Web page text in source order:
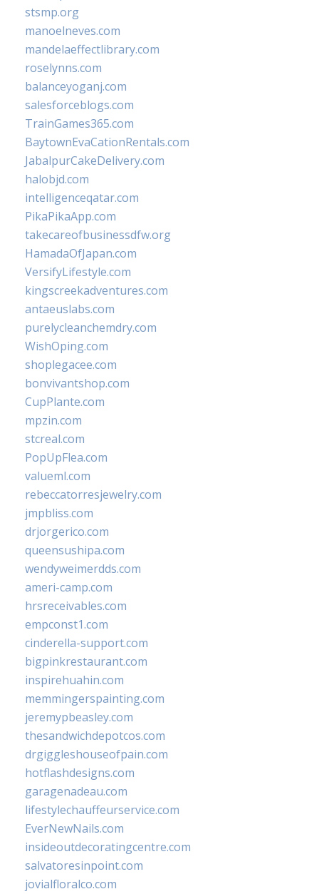
stsmp.org
manoelneves.com
mandelaeffectlibrary.com
roselynns.com
balanceyoganj.com
salesforceblogs.com
TrainGames365.com
BaytownEvaCationRentals.com
JabalpurCakeDelivery.com
halobjd.com
intelligenceqatar.com
PikaPikaApp.com
takecareofbusinessdfw.org
HamadaOfJapan.com
VersifyLifestyle.com
kingscreekadventures.com
antaeuslabs.com
purelycleanchemdry.com
WishOping.com
shoplegacee.com
bonvivantshop.com
CupPlante.com
mpzin.com
stcreal.com
PopUpFlea.com
valueml.com
rebeccatorresjewelry.com
jmpbliss.com
drjorgerico.com
queensushipa.com
wendyweimerdds.com
ameri-camp.com
hrsreceivables.com
empconst1.com
cinderella-support.com
bigpinkrestaurant.com
inspirehuahin.com
memmingerspainting.com
jeremypbeasley.com
thesandwichdepotcos.com
drgiggleshouseofpain.com
hotflashdesigns.com
garagenadeau.com
lifestylechauffeurservice.com
EverNewNails.com
insideoutdecoratingcentre.com
salvatoresinpoint.com
jovialfloralco.com